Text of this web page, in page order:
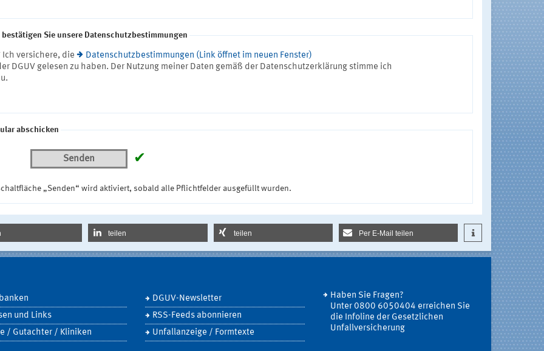
Sie unsere Datenschutzbestimmungen
Ich versichere, die
Datenschutzbestimmungen (Link öffnet im neuen Fenster)
DGUV gelesen zu haben. Der Nutzung meiner Daten gemäß der Datenschutzerklärung stimme ich
abschicken
Senden ✔
„Senden“ wird aktiviert, sobald alle Pflichtfelder ausgefüllt wurden.
teilen teilen Per E-Mail teilen
und Links
/ Gutachter / Kliniken
DGUV-Newsletter
RSS-Feeds abonnieren
Unfallanzeige / Formtexte
Haben Sie Fragen?
Unter 0800 6050404 erreichen Sie
die Infoline der Gesetzlichen
Unfallversicherung